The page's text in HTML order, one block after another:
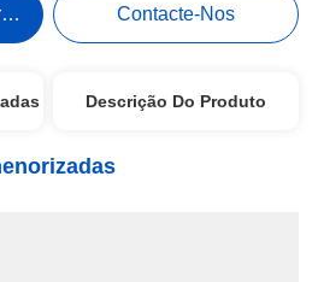
Contacte-Nos
Descrição Do Produto